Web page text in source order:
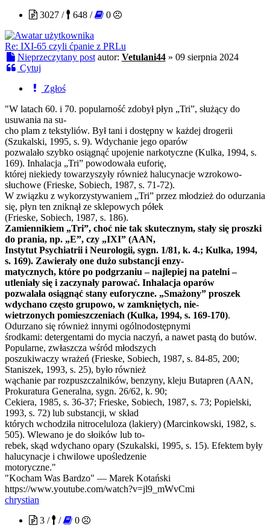
3027 /
648 / 0
Re: IXI-65 czyli ćpanie z PRLu
Nieprzeczytany post autor: Vetulani44» 09 sierpnia 2024
Cytuj
Zgłoś
"W latach 60. i 70. popularność zdobył płyn „Tri”, służący do
usuwania na su-
cho plam z tekstyliów. Był tani i dostępny w każdej drogerii
(Szukalski, 1995, s. 9). Wdychanie jego oparów
pozwalało szybko osiągnąć upojenie narkotyczne (Kulka, 1994, s.
169). Inhalacja „Tri” powodowała euforię,
której niekiedy towarzyszyły również halucynacje wzrokowo-
słuchowe (Frieske, Sobiech, 1987, s. 71-72).
W związku z wykorzystywaniem „Tri” przez młodzież do odurzania
się, płyn ten zniknął ze sklepowych półek
(Frieske, Sobiech, 1987, s. 186).
Zamiennikiem „Tri”, choć nie tak skutecznym, stały się proszki
do prania, np. „E”, czy „IXI” (AAN,
Instytut Psychiatrii i Neurologii, sygn. 1/81, k. 4.; Kulka, 1994,
s. 169). Zawierały one dużo substancji enzy-
matycznych, które po podgrzaniu – najlepiej na patelni –
utleniały się i zaczynały parować. Inhalacja oparów
pozwalała osiągnąć stany euforyczne. „Smażony” proszek
wdychano często grupowo, w zamkniętych, nie-
wietrzonych pomieszczeniach (Kulka, 1994, s. 169-170).
Odurzano się również innymi ogólnodostępnymi
środkami: detergentami do mycia naczyń, a nawet pastą do butów.
Popularne, zwłaszcza wśród młodszych
poszukiwaczy wrażeń (Frieske, Sobiech, 1987, s. 84-85, 200;
Staniszek, 1993, s. 25), było również
wąchanie par rozpuszczalników, benzyny, kleju Butapren (AAN,
Prokuratura Generalna, sygn. 26/62, k. 90;
Cekiera, 1985, s. 36-37; Frieske, Sobiech, 1987, s. 73; Popielski,
1993, s. 72) lub substancji, w skład
których wchodziła nitroceluloza (lakiery) (Marcinkowski, 1982, s.
505). Wlewano je do słoików lub to-
rebek, skąd wdychano opary (Szukalski, 1995, s. 15). Efektem były
halucynacje i chwilowe upośledzenie
motoryczne."
"Kocham Was Bardzo" — Marek Kotański
https://www.youtube.com/watch?v=jl9_mWvCmi
chrystian
3 /
/ 0